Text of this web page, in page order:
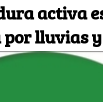
activa
lluvias